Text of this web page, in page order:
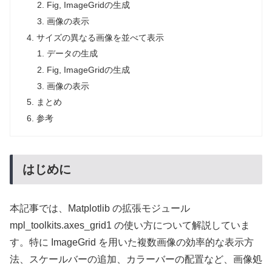
Fig, ImageGridの生成
画像の表示
サイズの異なる画像を並べて表示
データの生成
Fig, ImageGridの生成
画像の表示
まとめ
参考
はじめに
本記事では、Matplotlib の拡張モジュール
mpl_toolkits.axes_grid1 の使い方について解説していま
す。特に ImageGrid を用いた複数画像の効率的な表示方
法、スケールバーの追加、カラーバーの配置など、画像処